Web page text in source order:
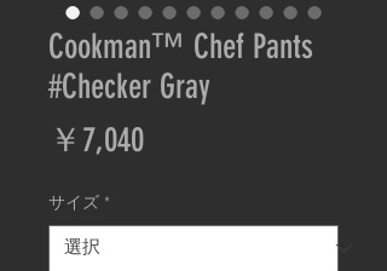
Cookman™️ Chef Pants
#Checker Gray
￥7,040価
サイズ *